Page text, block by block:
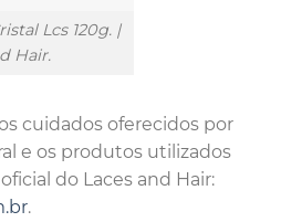
Lcs 120g. |
Hair.
cuidados oferecidos por
e os produtos utilizados
do Laces and Hair:
.